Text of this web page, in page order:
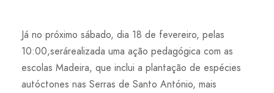
Já no próximo sábado, dia 18 de fevereiro, pelas
10:00,serárealizada uma ação pedagógica com as
escolas Madeira, que inclui a plantação de espécies
autóctones nas Serras de Santo António, mais